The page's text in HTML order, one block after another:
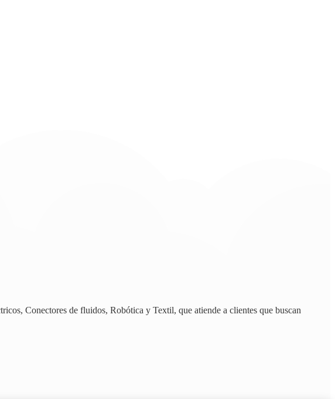
Conectores de fluidos, Robótica y Textil, que atiende a clientes que buscan